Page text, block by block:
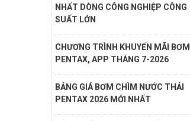
NHẤT DÒNG CÔNG NGHIỆP CÔNG
SUẤT LỚN
CHƯƠNG TRÌNH KHUYẾN MÃI BƠM
PENTAX, APP THÁNG 7-2026
BẢNG GIÁ BƠM CHÌM NƯỚC THẢI
PENTAX 2026 MỚI NHẤT